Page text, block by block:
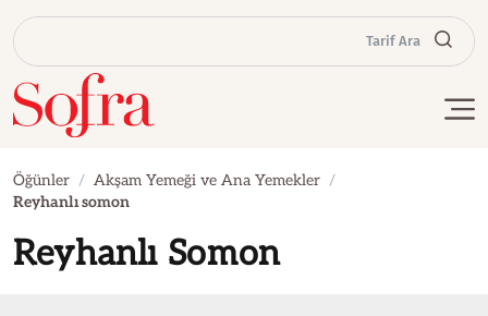
Tarif Ara
Öğünler
Akşam Yemeği ve Ana Yemekler
Reyhanlı somon
Reyhanlı Somon